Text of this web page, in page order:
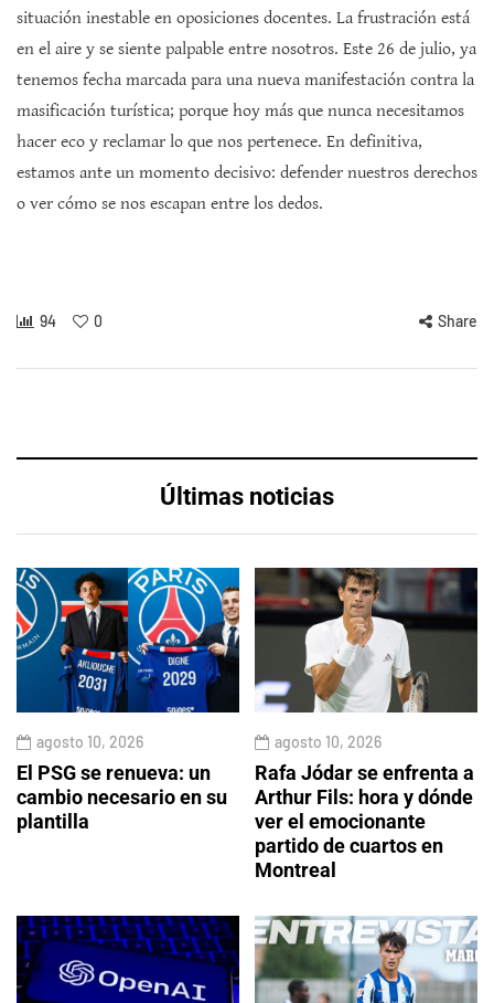
situación inestable en oposiciones docentes. La frustración está
en el aire y se siente palpable entre nosotros. Este 26 de julio, ya
tenemos fecha marcada para una nueva manifestación contra la
masificación turística; porque hoy más que nunca necesitamos
hacer eco y reclamar lo que nos pertenece. En definitiva,
estamos ante un momento decisivo: defender nuestros derechos
o ver cómo se nos escapan entre los dedos.
94 0 Share
Últimas noticias
agosto 10, 2026
El PSG se renueva: un
cambio necesario en su
plantilla
agosto 10, 2026
Rafa Jódar se enfrenta a
Arthur Fils: hora y dónde
ver el emocionante
partido de cuartos en
Montreal